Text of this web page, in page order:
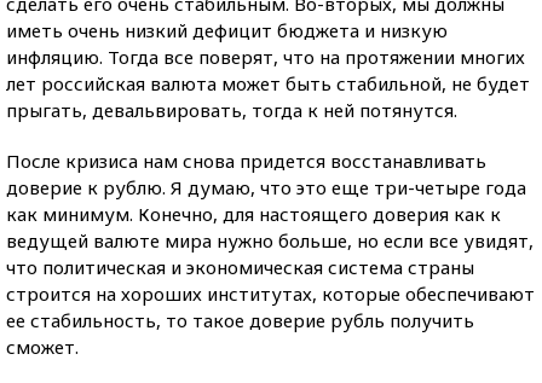
иметь очень низкий дефицит бюджета и низкую
инфляцию. Тогда все поверят, что на протяжении многих
лет российская валюта может быть стабильной, не будет
прыгать, девальвировать, тогда к ней потянутся.
После кризиса нам снова придется восстанавливать
доверие к рублю. Я думаю, что это еще три-четыре года
как минимум. Конечно, для настоящего доверия как к
ведущей валюте мира нужно больше, но если все увидят,
что политическая и экономическая система страны
строится на хороших институтах, которые обеспечивают
ее стабильность, то такое доверие рубль получить
сможет.